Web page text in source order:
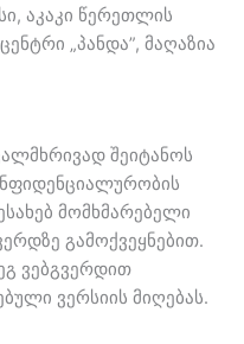
აკაკი წერეთლის
„პანდა”, მაღაზია
შეიტანოს
მომხმარებელი
გამოქვეყნებით.
ვებგვერდით
ვერსიის მიღებას.